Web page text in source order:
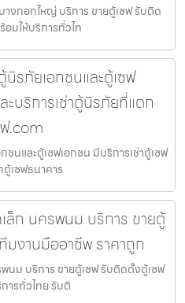
งกอกใหญ่ บริการ ขายตู้เซฟ รับติด
มให้บริการทั่วไท
รภัยเอกชนและตู้เซฟ
ะบริการเช่าตู้นิรภัยที่แตก
.com
นและตู้เซฟเอกชน มีบริการเช่าตู้เซฟ
เซฟธนาคาร
ล็ก นครพนม บริการ ขายตู้
งานมืออาชีพ ราคาถูก
นม บริการ ขายตู้เซฟ รับติดตั้งตู้เซฟ
ารทั่วไทย รับติ